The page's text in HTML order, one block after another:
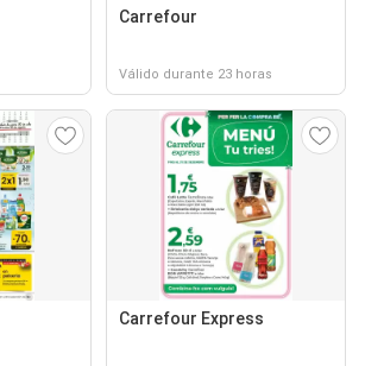
Carrefour
Válido durante 23 horas
Carrefour Express